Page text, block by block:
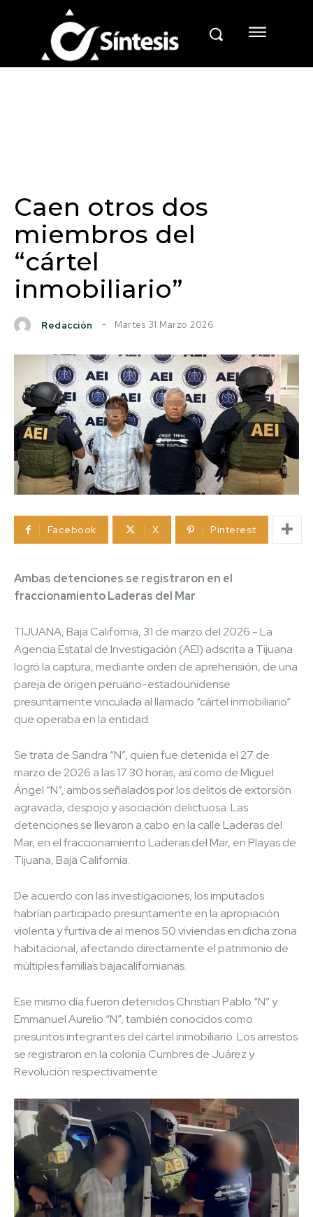
Caen otros dos
miembros del
“cártel
inmobiliario”
Redacción Martes 31 Marzo 2026
Facebook X Pinterest
Ambas detenciones se registraron en el
fraccionamiento Laderas del Mar
TIJUANA, Baja California, 31 de marzo del 2026.- La
Agencia Estatal de Investigación (AEI) adscrita a Tijuana
logró la captura, mediante orden de aprehensión, de una
pareja de origen peruano-estadounidense
presuntamente vinculada al llamado “cártel inmobiliario”
que operaba en la entidad.
Se trata de Sandra “N”, quien fue detenida el 27 de
marzo de 2026 a las 17:30 horas, así como de Miguel
Ángel “N”, ambos señalados por los delitos de extorsión
agravada, despojo y asociación delictuosa. Las
detenciones se llevaron a cabo en la calle Laderas del
Mar, en el fraccionamiento Laderas del Mar, en Playas de
Tijuana, Baja California.
De acuerdo con las investigaciones, los imputados
habrían participado presuntamente en la apropiación
violenta y furtiva de al menos 50 viviendas en dicha zona
habitacional, afectando directamente el patrimonio de
múltiples familias bajacalifornianas.
Ese mismo día fueron detenidos Christian Pablo “N” y
Emmanuel Aurelio “N”, también conocidos como
presuntos integrantes del cártel inmobiliario. Los arrestos
se registraron en la colonia Cumbres de Juárez y
Revolución respectivamente.